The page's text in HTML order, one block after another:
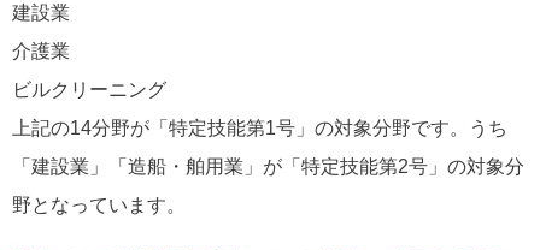
建設業
介護業
ビルクリーニング
上記の14分野が「特定技能第1号」の対象分野です。うち
「建設業」「造船・舶用業」が「特定技能第2号」の対象分
野となっています。